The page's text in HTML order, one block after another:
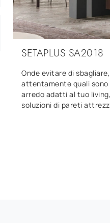
SETAPLUS SA2018
Onde evitare di
attentamente quali sono
arredo adatti al tuo
soluzioni di pareti